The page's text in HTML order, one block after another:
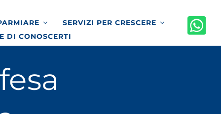
SERVIZI PER CRESCERE
DI CONOSCERTI